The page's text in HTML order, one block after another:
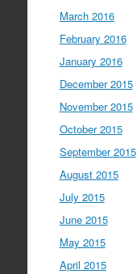
March 2016
February 2016
January 2016
December 2015
November 2015
October 2015
September 2015
August 2015
July 2015
June 2015
May 2015
April 2015